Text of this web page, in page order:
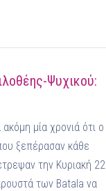
Ψυχικού:
μία χρονιά ότι ο
ξεπέρασαν κάθε
την Κυριακή 22
των Batala να